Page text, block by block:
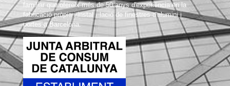
familiar que ofereix més de 50 anys d'experiència en la
fabricació pròpia i instal · lació de finestres d'alumini i
portes a Barcelona.